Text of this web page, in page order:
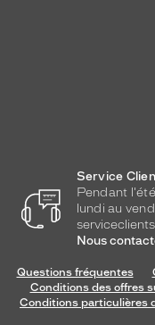
Service
Pendant
lundi au
Nous
Questions fréquentes
Conditions des offres
Conditions particulières